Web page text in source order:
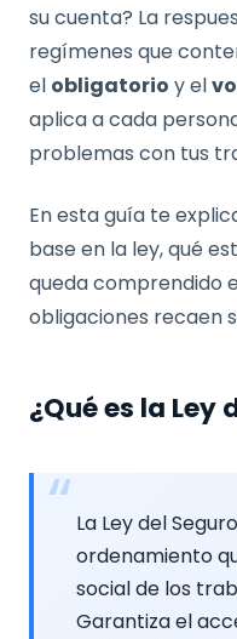
su cuenta? La
regímenes que
el obligatorio y el
aplica a cada
problemas con tus
En esta guía te
base en la ley, qué
queda comprendido
obligaciones recaen
¿Qué es la Ley
La Ley del
ordenamiento
social de los
Garantiza el